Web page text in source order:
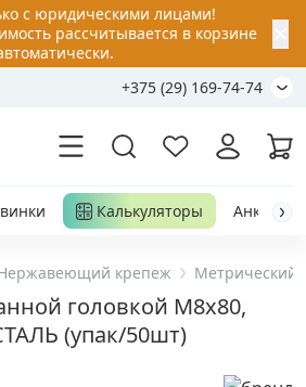
с юридическими лицами!
рассчитывается в корзине
+375 (29) 169-74-74
Калькуляторы Анкер-
крепеж Метрический
головкой M8х80,
(упак/50шт)